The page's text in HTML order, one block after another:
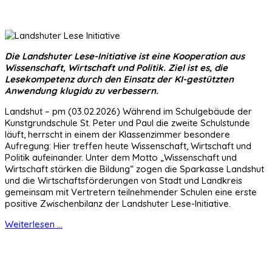
Die Landshuter Lese-Initiative ist eine Kooperation aus
Wissenschaft, Wirtschaft und Politik. Ziel ist es, die
Lesekompetenz durch den Einsatz der KI-gestützten
Anwendung klugidu zu verbessern.
Landshut – pm (03.02.2026) Während im Schulgebäude der
Kunstgrundschule St. Peter und Paul die zweite Schulstunde
läuft, herrscht in einem der Klassenzimmer besondere
Aufregung: Hier treffen heute Wissenschaft, Wirtschaft und
Politik aufeinander. Unter dem Motto „Wissenschaft und
Wirtschaft stärken die Bildung“ zogen die Sparkasse Landshut
und die Wirtschaftsförderungen von Stadt und Landkreis
gemeinsam mit Vertretern teilnehmender Schulen eine erste
positive Zwischenbilanz der Landshuter Lese-Initiative.
Weiterlesen ...